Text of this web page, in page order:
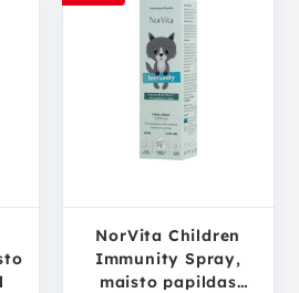
NorVita Children
Immunity Spray,
maisto papildas